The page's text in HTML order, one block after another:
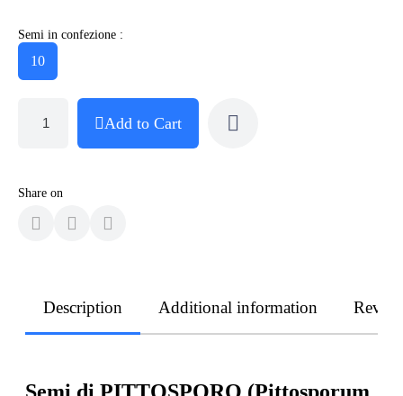
Semi in confezione :
10
Add to Cart
Share on
Description Additional information
Semi di PITTOSPORO (Pittosporum